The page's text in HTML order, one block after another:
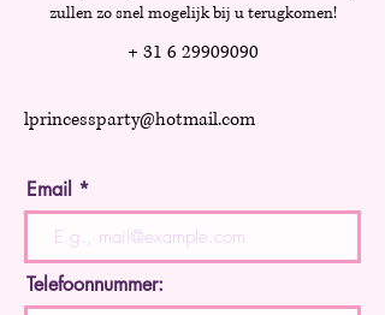
zullen zo snel mogelijk bij u terugkomen!
+ 31 6 29909090
lprincessparty@hotmail.com
Email
Telefoonnummer: